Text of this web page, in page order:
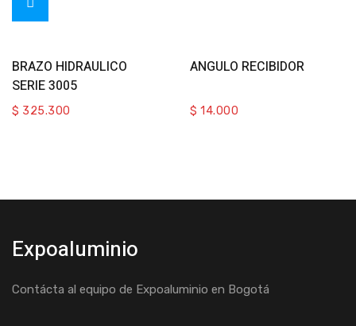
Add To Cart
BRAZO HIDRAULICO
SERIE 3005
$ 325.300
Add To Cart
ANGULO RECIBIDOR
$ 14.000
Expoaluminio
Contácta al equipo de Expoaluminio en Bogotá